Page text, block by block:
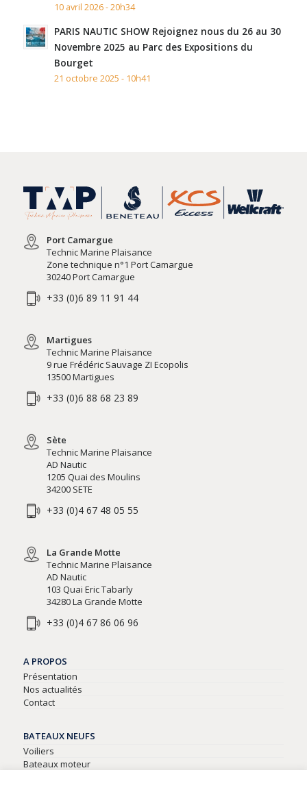
10 avril 2026 - 20h34
PARIS NAUTIC SHOW Rejoignez nous du 26 au 30
Novembre 2025 au Parc des Expositions du
Bourget
21 octobre 2025 - 10h41
Port Camargue
Technic Marine Plaisance
Zone technique n°1 Port Camargue
30240 Port Camargue
+33 (0)6 89 11 91 44
Martigues
Technic Marine Plaisance
9 rue Frédéric Sauvage ZI Ecopolis
13500 Martigues
+33 (0)6 88 68 23 89
Sète
Technic Marine Plaisance
AD Nautic
1205 Quai des Moulins
34200 SETE
+33 (0)4 67 48 05 55
La Grande Motte
Technic Marine Plaisance
AD Nautic
103 Quai Eric Tabarly
34280 La Grande Motte
+33 (0)4 67 86 06 96
A PROPOS
Présentation
Nos actualités
Contact
BATEAUX NEUFS
Voiliers
Bateaux moteur